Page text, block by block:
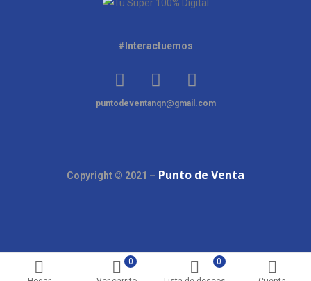
0
0
#Interactuemos
puntodeventanqn@gmail.com
Copyright © 2021 – Punto de Venta